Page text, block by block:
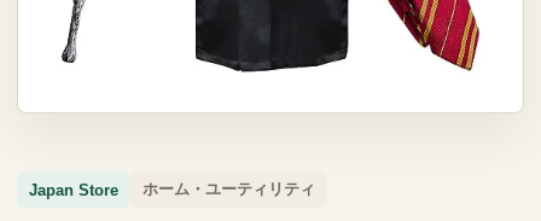
Japan Store ホーム・ユーティリティ